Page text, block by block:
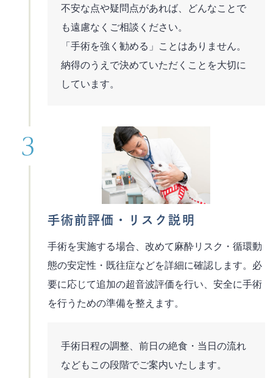
不安な点や疑問点があれば、どんなことで
も遠慮なくご相談ください。
「手術を強く勧める」ことはありません。
納得のうえで決めていただくことを大切に
しています。
手術前評価・リスク説明
手術を実施する場合、改めて麻酔リスク・循環動
態の安定性・既往症などを詳細に確認します。必
要に応じて追加の超音波評価を行い、安全に手術
を行うための準備を整えます。
手術日程の調整、前日の絶食・当日の流れ
などもこの段階でご案内いたします。